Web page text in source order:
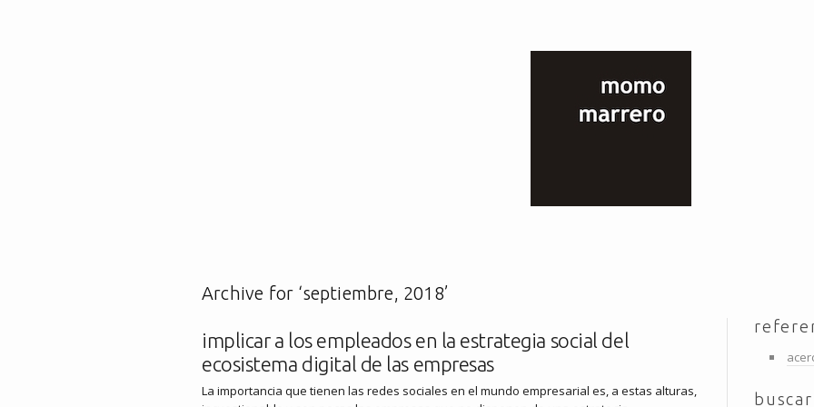
Archive for ‘septiembre, 2018’
implicar a los empleados en la estrategia social del
ecosistema digital de las empresas
La importancia que tienen las redes sociales en el mundo empresarial es, a estas alturas,
buscar